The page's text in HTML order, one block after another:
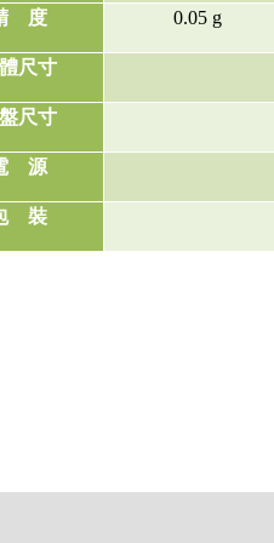
度 0.05 g
尺寸
尺寸
源
裝